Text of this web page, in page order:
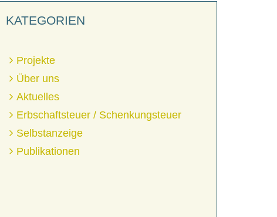
KATEGORIEN
Projekte
Über uns
Aktuelles
Erbschaftsteuer / Schenkungsteuer
Selbstanzeige
Publikationen